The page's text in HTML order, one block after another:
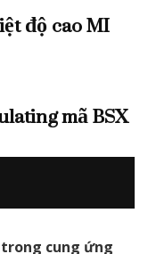
độ cao MI
mã BSX
cung ứng